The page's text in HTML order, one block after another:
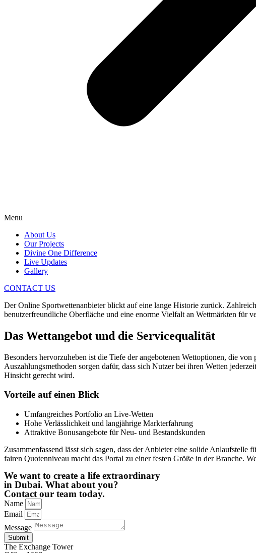
Menu
About Us
Our Projects
Divine One Difference
Live Updates
Gallery
CONTACT US
Der Online Sportwettenanbieter blickt auf eine lange Historie zurück.
benutzerfreundliche Oberfläche und eine enorme Vielfalt an Wettmärkten für
Das Wettangebot und die Servicequalität
Besonders hervorzuheben ist die Tiefe der angebotenen Wettoptionen, die
Auszahlungsmethoden sorgen dafür, dass sich Nutzer bei ihren Wetten
Hinsicht gerecht wird.
Vorteile auf einen Blick
Umfangreiches Portfolio an Live-Wetten
Hohe Verlässlichkeit und langjährige Markterfahrung
Attraktive Bonusangebote für Neu- und Bestandskunden
Zusammenfassend lässt sich sagen, dass der Anbieter eine solide
fairen Quotenniveau macht das Portal zu einer festen Größe in der Branche.
We want to create a life extraordinary
in Dubai. What about you?
Contact our team today.
Name
Email
Message
Submit
The Exchange Tower